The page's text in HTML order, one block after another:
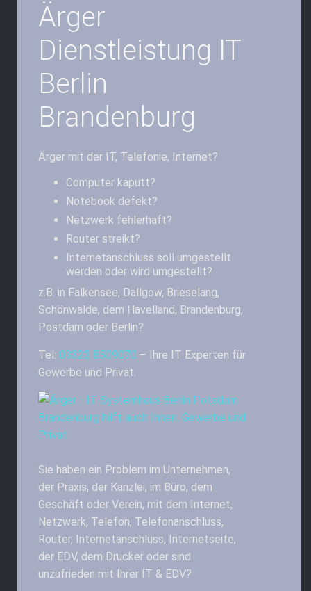
Ärger
Dienstleistung IT
Berlin
Brandenburg
Ärger mit der IT, Telefonie, Internet?
Computer kaputt?
Notebook defekt?
Netzwerk fehlerhaft?
Router streikt?
Internetanschluss soll umgestellt
werden oder wird umgestellt?
z.B. in Falkensee, Dallgow, Brieselang,
Schönwalde, dem Havelland, Brandenburg,
Postdam oder Berlin?
Tel: 03322 8509070 – Ihre IT Experten für
Gewerbe und Privat.
Sie haben ein Problem im Unternehmen,
der Praxis, der Kanzlei, im Büro, dem
Geschäft oder Verein, mit dem Internet,
Netzwerk, Telefon, Telefonanschluss,
Router, Internetanschluss, Internetseite,
der EDV, dem Drucker oder sind
unzufrieden mit Ihrer IT & EDV?